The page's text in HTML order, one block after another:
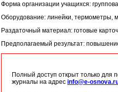
Форма организации учащихся:
Оборудование: линейки, термометры,
Раздаточный материал: готовые
Предполагаемый результат:
Полный доступ открыт только для
журналы на адрес info@e-